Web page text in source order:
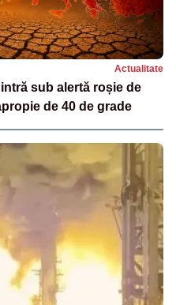
Actualitate
sub alertă roșie de
de 40 de grade